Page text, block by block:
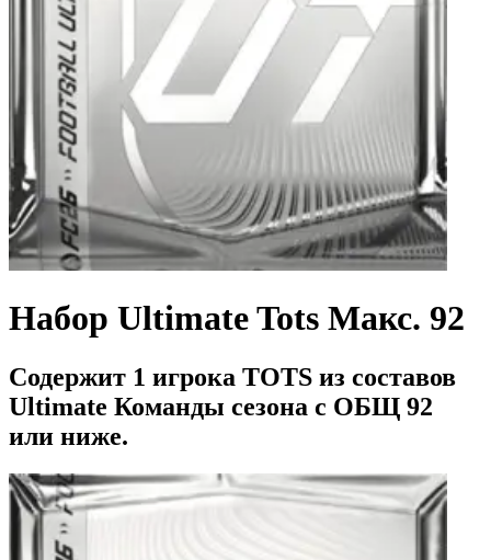
Набор Ultimate Tots Макс. 92
Содержит 1 игрока TOTS из составов
Ultimate Команды сезона с ОБЩ 92
или ниже.